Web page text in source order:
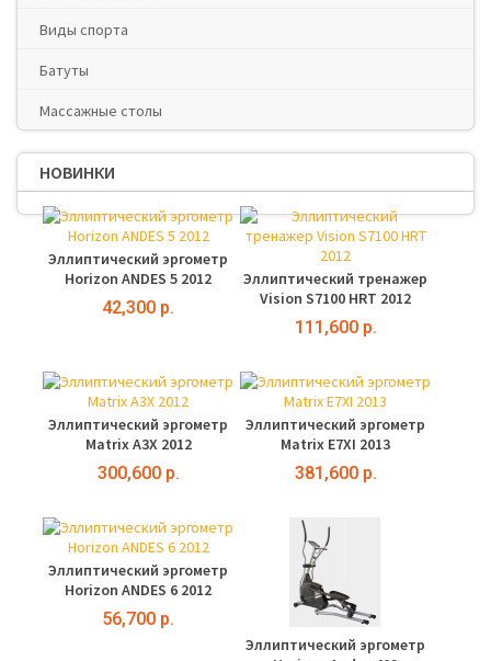
Виды спорта
Батуты
Массажные столы
НОВИНКИ
Эллиптический эргометр
Horizon ANDES 5 2012
42,300 р.
Эллиптический тренажер
Vision S7100 HRT 2012
111,600 р.
Эллиптический эргометр
Matrix A3X 2012
300,600 р.
Эллиптический эргометр
Matrix E7XI 2013
381,600 р.
Эллиптический эргометр
Horizon ANDES 6 2012
56,700 р.
Эллиптический эргометр